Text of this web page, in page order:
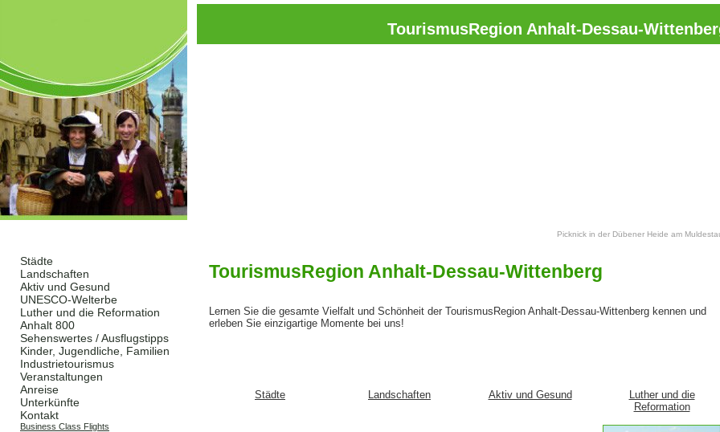
Städte
Landschaften
Aktiv und Gesund
UNESCO-Welterbe
Luther und die Reformation
Anhalt 800
Sehenswertes / Ausflugstipps
Kinder, Jugendliche, Familien
Industrietourismus
Veranstaltungen
Anreise
Unterkünfte
Kontakt
Business Class Flights
TourismusRegion Anhalt-Dessau-
Picknick in der Dübener Heide am
TourismusRegion Anhalt-Dessau-Wittenberg
Lernen Sie die gesamte Vielfalt und Schönheit der TourismusRegion Anhalt-Dessau-Wittenberg kennen und
erleben Sie einzigartige Momente bei uns!
Städte Landschaften Aktiv und Gesund
Luther und die
Reformation